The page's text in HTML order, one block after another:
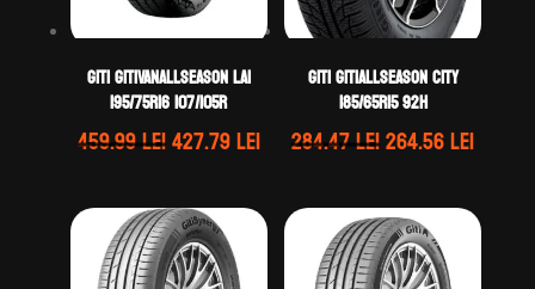
GITI GITIVANALLSEASON LA1
195/75R16 107/105R
459.99leiPrețul
a
fost:
459.99 lei.
427.79leiPrețul
este:
427.79 lei.
GITI GITIALLSEASON CITY
185/65R15 92H
284.47leiPrețul
a
fost:
284.47 lei.
264.56leiPrețul
este: